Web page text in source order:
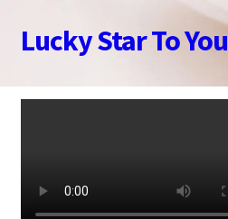
Đi
đến
hướng
Chuyển
đến
dung
Lucky Star To You
Trang chủ
Cửa hàng